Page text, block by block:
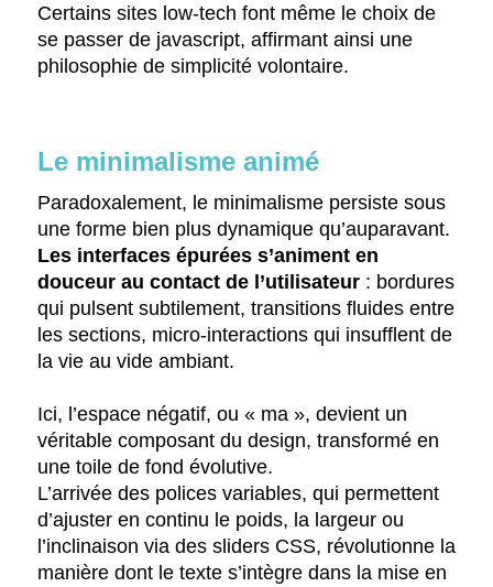
Certains sites low-tech font même le choix de
se passer de javascript, affirmant ainsi une
philosophie de simplicité volontaire.
Le minimalisme animé
Paradoxalement, le minimalisme persiste sous
une forme bien plus dynamique qu’auparavant.
Les interfaces épurées s’animent en
douceur au contact de l’utilisateur: bordures
qui pulsent subtilement, transitions fluides entre
les sections, micro-interactions qui insufflent de
la vie au vide ambiant.
Ici, l’espace négatif, ou « ma », devient un
véritable composant du design, transformé en
une toile de fond évolutive.
L’arrivée des polices variables, qui permettent
d’ajuster en continu le poids, la largeur ou
l’inclinaison via des sliders CSS, révolutionne la
manière dont le texte s’intègre dans la mise en